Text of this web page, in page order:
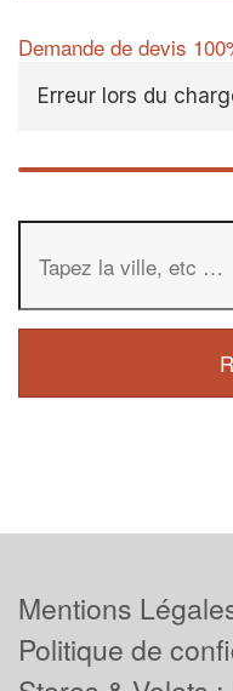
Demande de devis
Erreur lors du
Mentions
Politique de